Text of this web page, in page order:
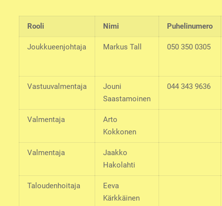
Rooli Nimi Puhelinumero
Joukkueenjohtaja Markus Tall 050 350 0305
Vastuuvalmentaja
Jouni
Saastamoinen
044 343 9636
Valmentaja
Arto
Kokkonen
Valmentaja
Jaakko
Hakolahti
Taloudenhoitaja
Eeva
Kärkkäinen